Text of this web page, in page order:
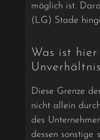
möglich ist.
(LG) Stade
Was ist
Diese Grenze
nicht allein
des
dessen sonstige